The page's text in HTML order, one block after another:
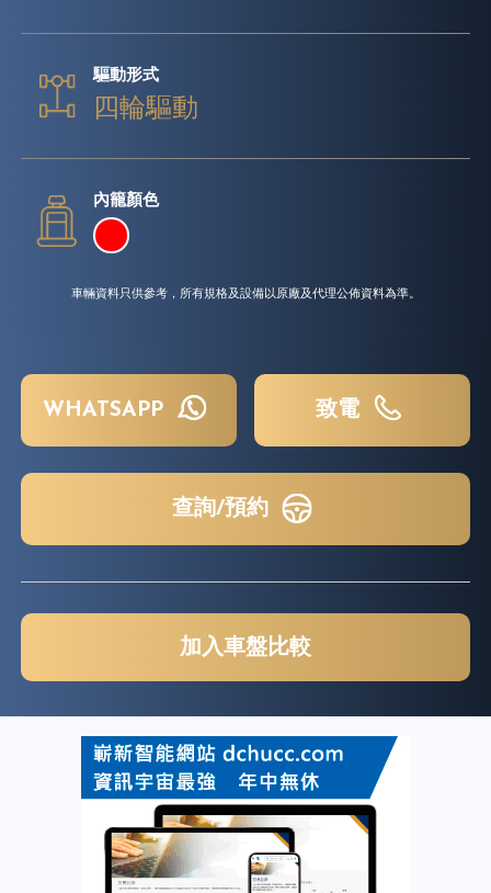
驅動形式
四輪驅動
內籠顏色
車輛資料只供參考，所有規格及設備以原廠及代理公佈資料為準。
WHATSAPP 致電
查詢/預約
加入車盤比較